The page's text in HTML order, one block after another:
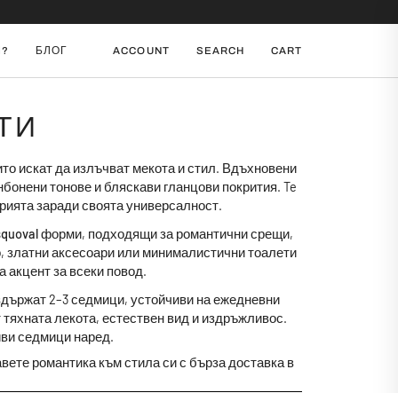
БЛОГ ACCOUNT SEARCH CART
искат да излъчват мекота и стил. Вдъхновени
тонове и бляскави гланцови покрития. Te
заради своята универсалност.
форми, подходящи за романтични срещи,
аксесоари или минималистични тоалети
акцент за всеки повод.
2–3 седмици, устойчиви на ежедневни
лекота, естествен вид и издръжливос.
седмици наред.
романтика към стила си с бърза доставка в